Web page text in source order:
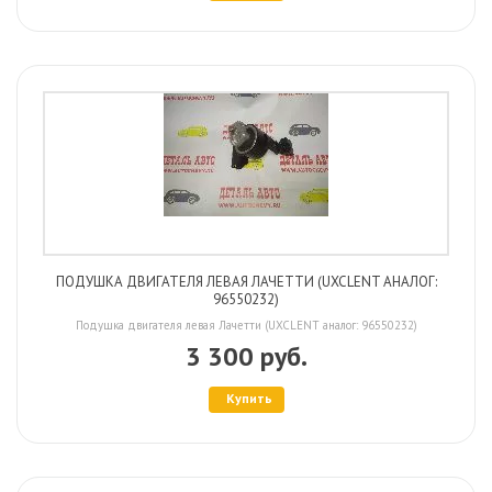
ПОДУШКА ДВИГАТЕЛЯ ЛЕВАЯ ЛАЧЕТТИ (UXCLENT АНАЛОГ:
96550232)
Подушка двигателя левая Лачетти (UXCLENT аналог: 96550232)
3 300 руб.
Купить